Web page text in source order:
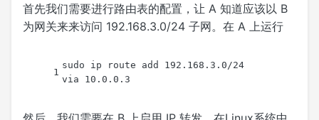
首先我们需要进行路由表的配置，让 A 知道应该以 B
为网关来来访问 192.168.3.0/24 子网。在 A 上运行
1
sudo ip route add 192.168.3.0/24
via 10.0.0.3